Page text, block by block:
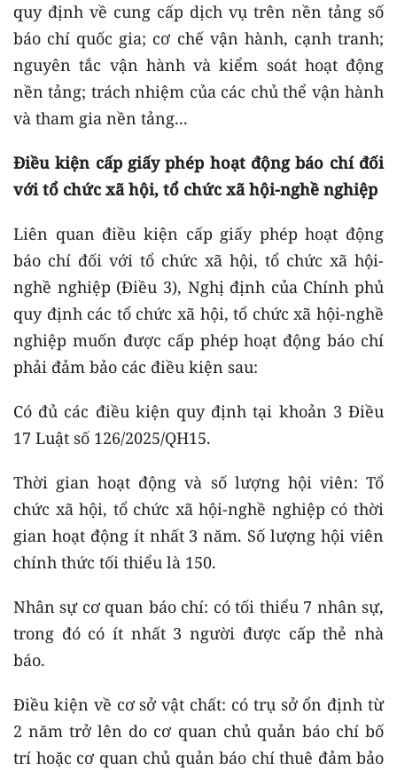
quy định về cung cấp dịch vụ trên nền tảng số
báo chí quốc gia; cơ chế vận hành, cạnh tranh;
nguyên tắc vận hành và kiểm soát hoạt động
nền tảng; trách nhiệm của các chủ thể vận hành
và tham gia nền tảng...
Điều kiện cấp giấy phép hoạt động báo chí đối
với tổ chức xã hội, tổ chức xã hội-nghề nghiệp
Liên quan điều kiện cấp giấy phép hoạt động
báo chí đối với tổ chức xã hội, tổ chức xã hội-
nghề nghiệp (Điều 3), Nghị định của Chính phủ
quy định các tổ chức xã hội, tổ chức xã hội-nghề
nghiệp muốn được cấp phép hoạt động báo chí
phải đảm bảo các điều kiện sau:
​Có đủ các điều kiện quy định tại khoản 3 Điều
17 Luật số 126/2025/QH15.
​Thời gian hoạt động và số lượng hội viên: Tổ
chức xã hội, tổ chức xã hội-nghề nghiệp có thời
gian hoạt động ít nhất 3 năm. Số lượng hội viên
chính thức tối thiểu là 150.
​Nhân sự cơ quan báo chí: có tối thiểu 7 nhân sự,
trong đó có ít nhất 3 người được cấp thẻ nhà
báo.
Điều kiện về cơ sở vật chất: có trụ sở ổn định từ
2 năm trở lên do cơ quan chủ quản báo chí bố
trí hoặc cơ quan chủ quản báo chí thuê đảm bảo